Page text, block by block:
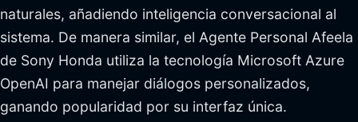
naturales, añadiendo inteligencia conversacional al
sistema. De manera similar, el Agente Personal Afeela
de Sony Honda utiliza la tecnología Microsoft Azure
OpenAI para manejar diálogos personalizados,
ganando popularidad por su interfaz única.